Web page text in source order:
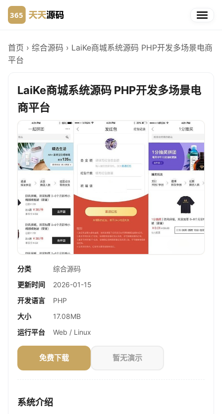
首页 › 综合源码 › LaiKe商城系统源码 PHP开发多场景电商
平台
LaiKe商城系统源码 PHP开发多场景电
商平台
分类
综合源码
更新时间
2026-01-15
开发语言
PHP
大小
17.08MB
运行平台
Web / Linux
免费下载 暂无演示
系统介绍